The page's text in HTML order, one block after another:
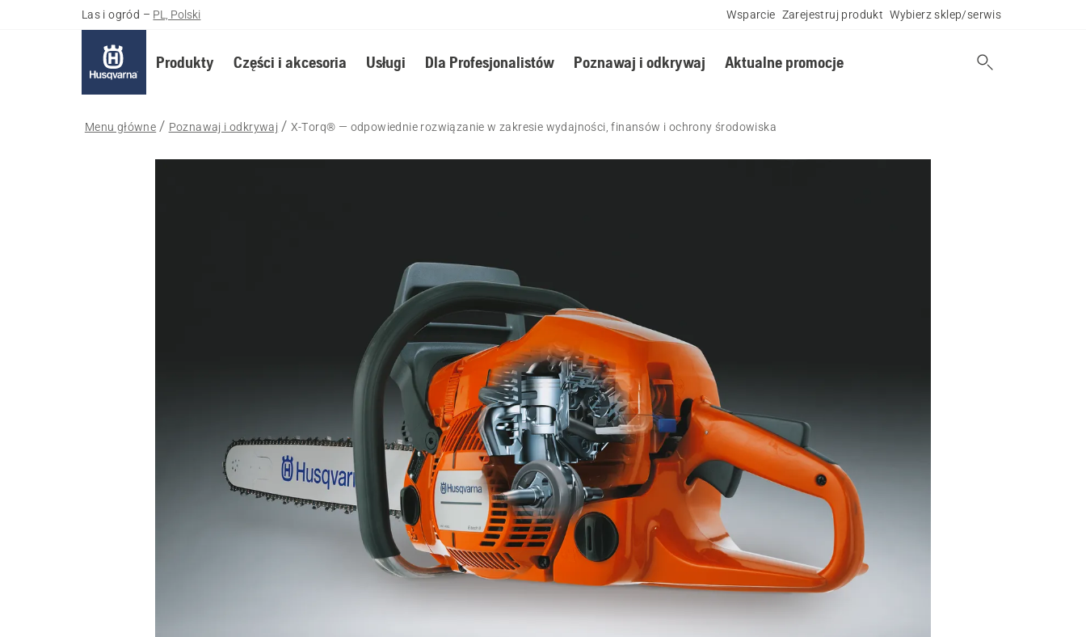
Las i ogród – PL, Polski Wsparcie Zarejestruj produkt Wybierz sklep/serwis
Produkty Części i akcesoria Usługi Dla Profesjonalistów Poznawaj i odkrywaj Aktualne promocje
Menu główne Poznawaj i odkrywaj X-Torq® — odpowiednie rozwiązanie w zakresie wydajności, finansów i ochrony środowiska